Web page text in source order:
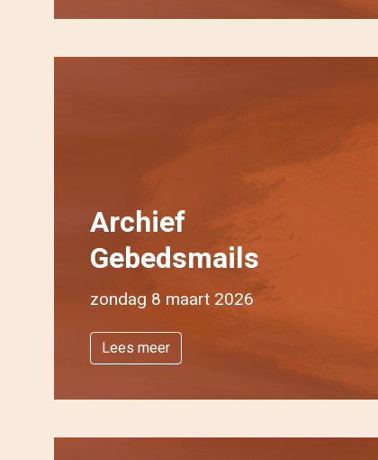
Archief
Gebedsmails
zondag 8 maart 2026
Lees meer